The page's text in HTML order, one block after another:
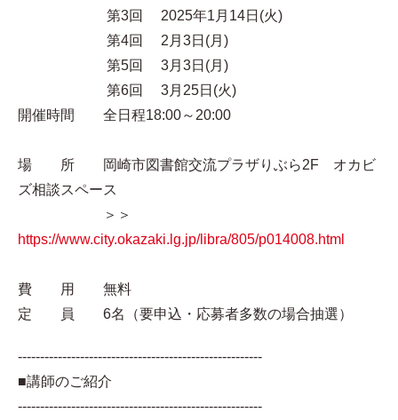
第3回 2025年1月14日(火)
第4回 2月3日(月)
第5回 3月3日(月)
第6回 3月25日(火)
開催時間 全日程18:00～20:00
場 所 岡崎市図書館交流プラザりぶら2F オカビ
ズ相談スペース
＞＞
https://www.city.okazaki.lg.jp/libra/805/p014008.html
費 用 無料
定 員 6名（要申込・応募者多数の場合抽選）
-------------------------------------------------------
■講師のご紹介
-------------------------------------------------------